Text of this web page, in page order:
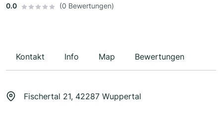
0.0 (0 Bewertungen)
Kontakt Info Map Bewertungen
Fischertal 21, 42287 Wuppertal